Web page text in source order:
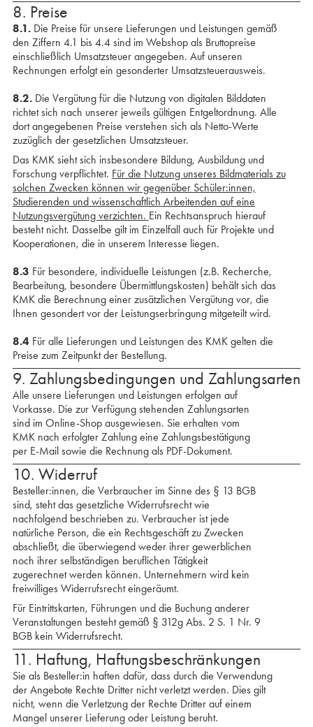
8. Preise
8.1.Die Preise für unsere Lieferungen und Leistungen gemäß
den Ziffern 4.1 bis 4.4 sind im Webshop als Bruttopreise
einschließlich Umsatzsteuer angegeben. Auf unseren
Rechnungen erfolgt ein gesonderter Umsatzsteuerausweis.
8.2.Die Vergütung für die Nutzung von digitalen Bilddaten
richtet sich nach unserer jeweils gültigen Entgeltordnung. Alle
dort angegebenen Preise verstehen sich als Netto-Werte
zuzüglich der gesetzlichen Umsatzsteuer.
Das KMK sieht sich insbesondere Bildung, Ausbildung und
Forschung verpflichtet. Für die Nutzung unseres Bildmaterials zu
solchen Zwecken können wir gegenüber Schüler:innen,
Studierenden und wissenschaftlich Arbeitenden auf eine
Nutzungsvergütung verzichten. Ein Rechtsanspruch hierauf
besteht nicht. Dasselbe gilt im Einzelfall auch für Projekte und
Kooperationen, die in unserem Interesse liegen.
8.3 Für besondere, individuelle Leistungen (z.B. Recherche,
Bearbeitung, besondere Übermittlungs­kosten) behält sich das
KMK die Berechnung einer zusätzlichen Vergütung vor, die
Ihnen gesondert vor der Leistungserbringung mitgeteilt wird.
8.4Für alle Lieferungen und Leistungen des KMK gelten die
Preise zum Zeitpunkt der Bestellung.
9. Zahlungsbedingungen und Zahlungsarten
Alle unsere Lieferungen und Leistungen erfolgen auf
Vorkasse. Die zur Verfügung stehenden Zahlungs­arten
sind im Online-Shop ausgewiesen. Sie erhalten vom
KMK nach erfolgter Zahlung eine Zahlungs­bestätigung
per E-Mail sowie die Rechnung als PDF-Dokument.
10. Widerruf
Besteller:innen, die Verbraucher im Sinne des § 13 BGB
sind, steht das gesetzliche Widerrufsrecht wie
nachfolgend beschrieben zu. Verbraucher ist jede
natürliche Person, die ein Rechtsgeschäft zu Zwecken
abschließt, die überwiegend weder ihrer gewerblichen
noch ihrer selbständigen beruflichen Tätigkeit
zugerechnet werden können. Unternehmern wird kein
freiwilliges Widerrufsrecht eingeräumt.
Für Eintrittskarten, Führungen und die Buchung anderer
Veranstaltungen besteht gemäß § 312g Abs. 2 S. 1 Nr. 9
BGB kein Widerrufsrecht.
11. Haftung, Haftungsbeschränkungen
Sie als Besteller:in haften dafür, dass durch die Verwendung
der Angebote Rechte Dritter nicht verletzt werden. Dies gilt
nicht, wenn die Verletzung der Rechte Dritter auf einem
Mangel unserer Lieferung oder Leistung beruht.